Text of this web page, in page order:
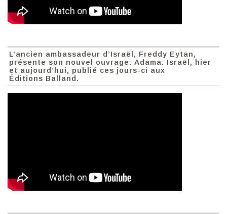
L’ancien ambassadeur d’Israël, Freddy Eytan,
présente son nouvel ouvrage: Adama: Israël, hier
et aujourd’hui, publié ces jours-ci aux
Éditions Balland.